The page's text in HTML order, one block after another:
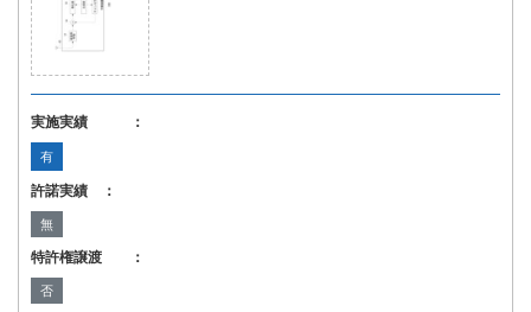
実施実績 ：
有
許諾実績 ：
無
特許権譲渡 ：
否